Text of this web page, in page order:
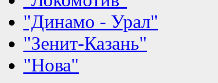
"Динамо - Урал"
"Зенит-Казань"
"Нова"